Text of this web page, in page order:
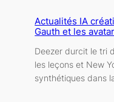
Actualités IA
Gauth et les
Deezer durcit le tri
les leçons et New
synthétiques dans